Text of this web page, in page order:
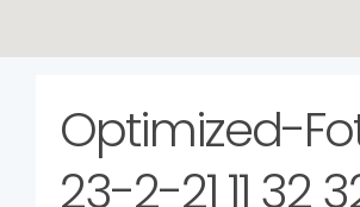
Optimized-
23-2-21 11 32